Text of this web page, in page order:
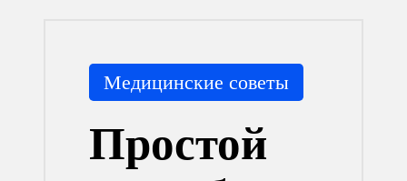
Опубликовано
в
Медицинские советы
Простой